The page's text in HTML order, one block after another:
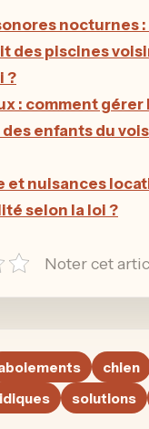
nocturnes
des piscines
?
: comment gérer
enfants du
et nuisances
selon la loi ?
Noter cet
chien
solutions